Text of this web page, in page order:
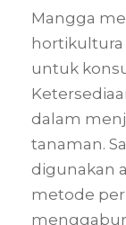
Mangga
hortikultura
untuk
dalam
tanaman.
digunakan
metode